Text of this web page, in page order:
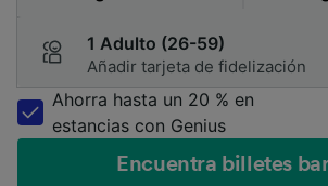
1 Adulto (26-59)
Añadir tarjeta de fidelización
Ahorra hasta un 20 % en
estancias con Genius
Encuentra billetes